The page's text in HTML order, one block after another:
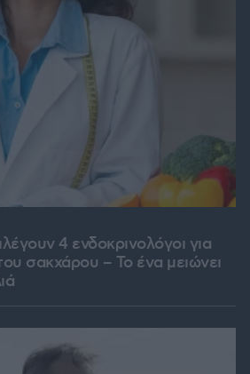
4 ενδοκρινολόγοι για
σακχάρου – Το ένα μειώνει